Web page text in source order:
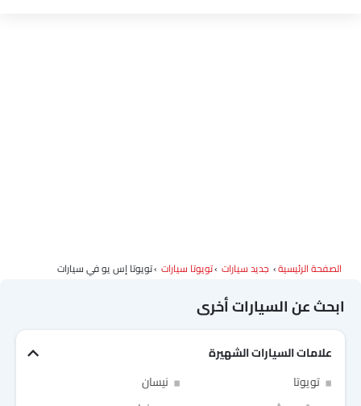
الصفحة الرئيسية جديد سيارات تويوتا سيارات تويوتا إس يو في سيارات
ابحث عن السيارات أخرى
علامات السيارات الشهيرة
تويوتا
نيسان